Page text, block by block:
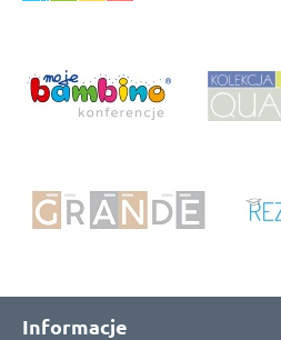
Informacje